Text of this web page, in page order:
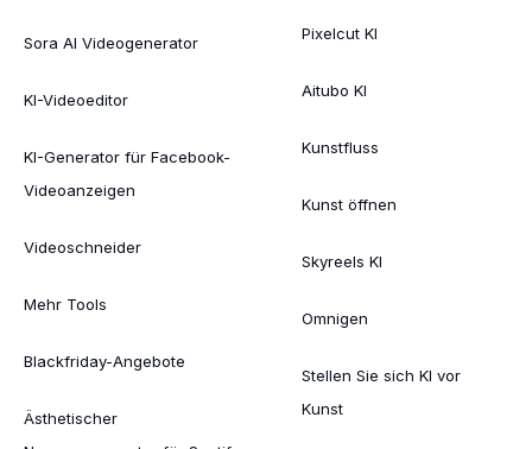
Sora AI Videogenerator
KI-Videoeditor
KI-Generator für Facebook-
Videoanzeigen
Videoschneider
Mehr Tools
Blackfriday-Angebote
Ästhetischer
Pixelcut KI
Aitubo KI
Kunstfluss
Kunst öffnen
Skyreels KI
Omnigen
Stellen Sie sich KI vor
Kunst